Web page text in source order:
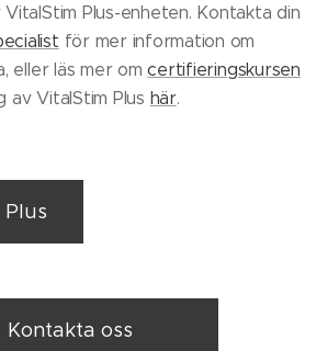
Plus-enheten. Kontakta din
för mer information om
eller läs mer omcertifieringskursen
av VitalStim Plus här.
Plus
oss